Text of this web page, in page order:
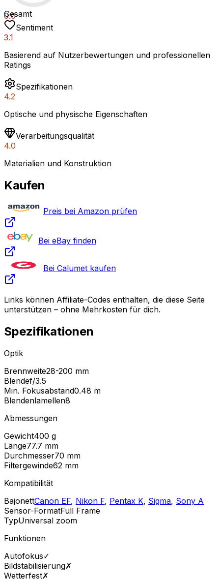
0.0
Gesamt
Sentiment
3.1
Basierend auf Nutzerbewertungen und professionellen
Ratings
Spezifikationen
4.2
Optische und physische Eigenschaften
Verarbeitungsqualität
4.0
Materialien und Konstruktion
Kaufen
Preis bei Amazon prüfen
Bei eBay finden
Bei Calumet kaufen
Links können Affiliate-Codes enthalten, die diese Seite
unterstützen – ohne Mehrkosten für dich.
Spezifikationen
Optik
Brennweite28-200 mm
Blendef/3.5
Min. Fokusabstand0.48 m
Blendenlamellen8
Abmessungen
Gewicht400 g
Länge77.7 mm
Durchmesser70 mm
Filtergewinde62 mm
Kompatibilität
BajonettCanon EF, Nikon F, Pentax K, Sigma, Sony A
Sensor-FormatFull Frame
TypUniversal zoom
Funktionen
Autofokus✓
Bildstabilisierung✗
Wetterfest✗